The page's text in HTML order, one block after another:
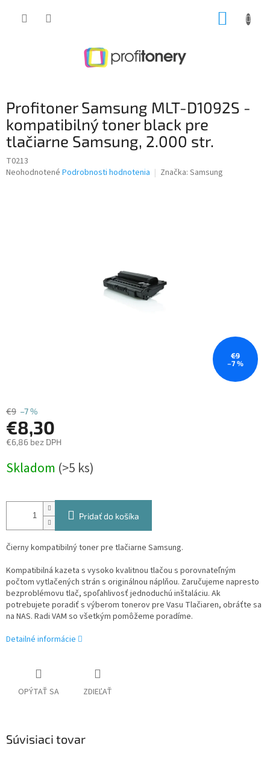
Profitoner Samsung MLT-D1092S -
kompatibilný toner black pre
tlačiarne Samsung, 2.000 str.
T0213
Priemerné
Neohodnotené Podrobnosti hodnotenia Značka: Samsung
€9
–7 %
€9 –7 %
€8,30
€6,86 bez DPH
cena:
Skladom (>5 ks)
Pridať do košíka
Čierny kompatibilný toner pre tlačiarne Samsung.
Kompatibilná kazeta s vysoko kvalitnou tlačou s porovnateľným
počtom vytlačených strán s originálnou náplňou. Zaručujeme napresto
bezproblémovu tlač, spoľahlivosť jednoduchú inštaláciu. Ak
potrebujete poradiť s výberom tonerov pre Vasu Tlačiaren, obráťte sa
na NAS. Radi VAM so všetkým pomôžeme poradíme.
Detailné informácie
OPÝTAŤ SA ZDIEĽAŤ
Súvisiaci tovar